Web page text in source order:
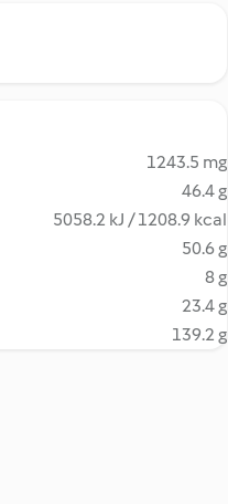
1243.5 mg
46.4 g
5058.2 kJ / 1208.9 kcal
50.6 g
8 g
23.4 g
139.2 g